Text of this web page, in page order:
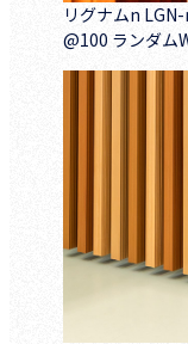
リグナムn
@100 ランダム